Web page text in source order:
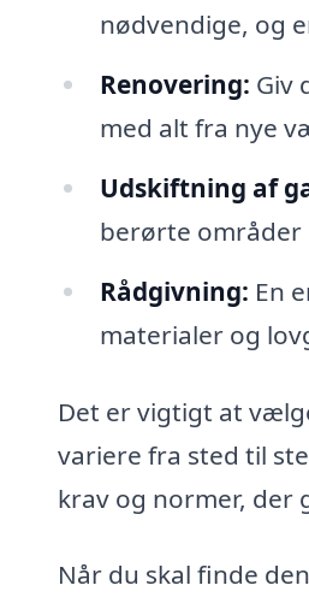
nødvendige, og
Renovering: Giv
med alt fra nye
Udskiftning af
berørte områder
Rådgivning: En
materialer og
Det er vigtigt at
variere fra sted til
krav og normer, der
Når du skal finde